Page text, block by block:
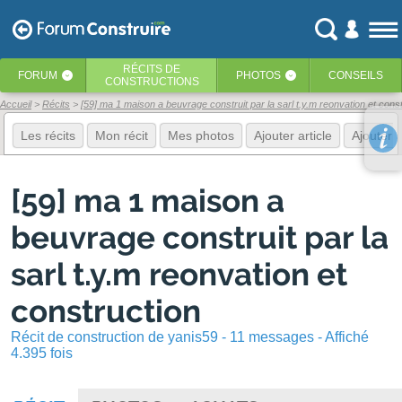
FORUM ‹ RÉCITS DE
CONSTRUCTIONS
PHOTOS ‹ CONSEILS
Accueil Récits [59] ma 1 maison a beuvrage construit par la sarl t.y.m reonvation et
Les récits Mon récit Mes photos Ajouter article Ajouter
[59] ma 1 maison a
beuvrage construit par la
sarl t.y.m reonvation et
construction
Récit de construction de yanis59 - 11 messages - Affiché
4.395 fois